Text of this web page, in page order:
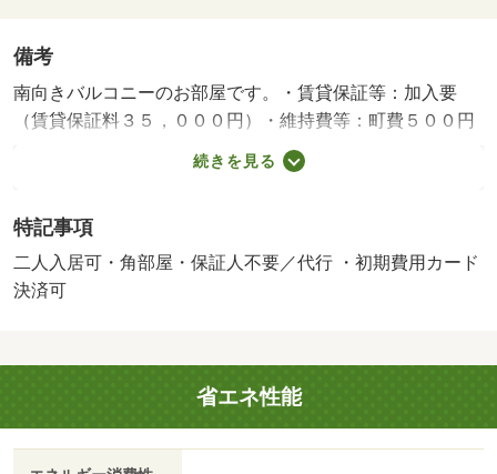
備考
南向きバルコニーのお部屋です。・賃貸保証等：加入要
（賃貸保証料３５，０００円）・維持費等：町費５００円
／月・家賃保証料１，３９０円／月・近鉄大阪線の大和八
木駅まで徒歩９分の物件です。お部屋は角部屋で隣室の騒
が南方向に向いております。・バイク置場：なし・駐輪
場：有/町費 2000円/鍵交換費用 16500円/ﾊｳｽｸﾘｰﾆﾝ
ｸﾞ 60500円
続きを見る
特記事項
二人入居可・角部屋・保証人不要／代行 ・初期費用カード
決済可
省エネ性能